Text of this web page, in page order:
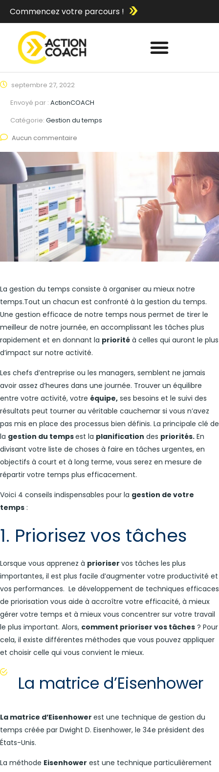
Commencez votre parcours !
septembre 27, 2022
Envoyé par : ActionCOACH
Catégorie: Gestion du temps
Aucun commentaire
La gestion du temps consiste à organiser au mieux notre
temps.Tout un chacun est confronté à la gestion du temps.
Une gestion efficace de notre temps nous permet de tirer le
meilleur de notre journée, en accomplissant les tâches plus
rapidement et en donnant la priorité à celles qui auront le plus
d’impact sur notre activité.
Les chefs d’entreprise ou les managers, semblent ne jamais
avoir assez d’heures dans une journée. Trouver un équilibre
entre votre activité, votre équipe, ses besoins et le suivi des
résultats peut tourner au véritable cauchemar si vous n’avez
pas mis en place des processus bien définis. La principale clé de
la gestion du tempsest la planification des priorités. En
divisant votre liste de choses à faire en tâches urgentes, en
objectifs à court et à long terme, vous serez en mesure de
répartir votre temps plus efficacement.
Voici 4 conseils indispensables pour la gestion de votre
temps :
1. Priorisez vos tâches
Lorsque vous apprenez à prioriser vos tâches les plus
importantes, il est plus facile d’augmenter votre productivité et
vos performances. Le développement de techniques efficaces
de priorisation vous aide à accroître votre efficacité, à mieux
gérer votre temps et à mieux vous concentrer sur votre travail
le plus important. Alors, comment prioriser vos tâches ? Pour
cela, il existe différentes méthodes que vous pouvez appliquer
et choisir celle qui vous convient le mieux.
La matrice d’Eisenhower
La matrice d’Eisenhower est une technique de gestion du
temps créée par Dwight D. Eisenhower, le 34e président des
États-Unis.
La méthode Eisenhower est une technique particulièrement